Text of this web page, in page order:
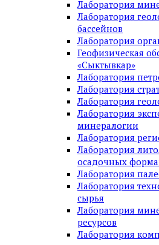
Лаборатория
Лаборатория
бассейнов
Лаборатория
Геофизическая
«Сыктывкар»
Лаборатория
Лаборатория
Лаборатория
Лаборатория
минералогии
Лаборатория
Лаборатория
осадочных
Лаборатория
Лаборатория
сырья
Лаборатория
ресурсов
Лаборатория